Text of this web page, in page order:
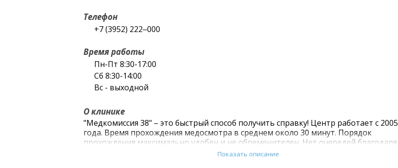
Телефон
+7 (3952) 222‒000
Время работы
Пн-Пт 8:30-17:00
Сб 8:30-14:00
Вс - выходной
О клинике
"Медкомиссия 38" – это быстрый способ получить справку! Центр работает с 2005
года. Время прохождения медосмотра в среднем около 30 минут. Порядок
прохождения максимально удобен и не обременителен. Нет очередей благодаря
предварительной записи клиентов и качественной и оперативной работе
Показать описание